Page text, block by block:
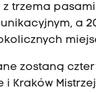
z trzema
a
zostaną
Kraków